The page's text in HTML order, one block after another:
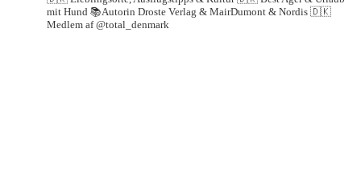
mit Hund 📚Autorin Droste Verlag & MairDumont & Nordis 🇩🇰
Medlem af @total_denmark